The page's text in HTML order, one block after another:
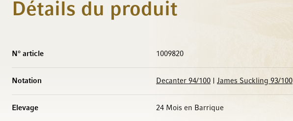
Détails du produit
N° article 1009820
Notation Decanter 94/100 James Suckling 93/100
Elevage 24 Mois en Barrique